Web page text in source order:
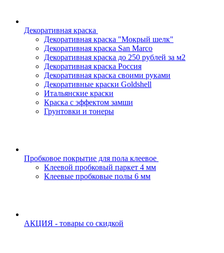
Декоративная краска
Декоративная краска "Мокрый шелк"
Декоративная краска San Marco
Декоративная краска до 250 рублей за м2
Декоративная краска Россия
Декоративная краска своими руками
Декоративные краски Goldshell
Итальянские краски
Краска с эффектом замши
Грунтовки и тонеры
Пробковое покрытие для пола клеевое
Клеевой пробковый паркет 4 мм
Клеевые пробковые полы 6 мм
АКЦИЯ - товары со скидкой